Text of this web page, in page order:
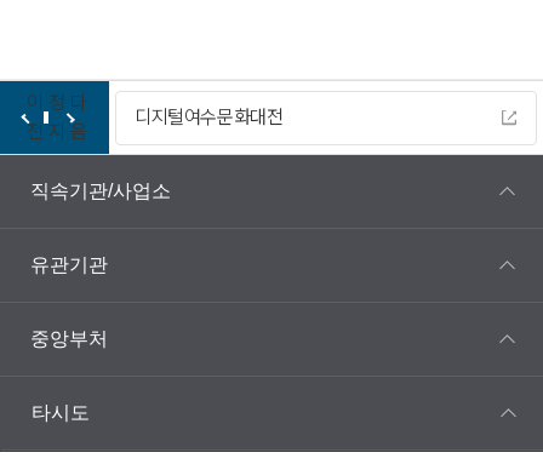
이
전
정
지
다
음
디지털여수문화대전
직속기관/사업소
유관기관
중앙부처
타시도